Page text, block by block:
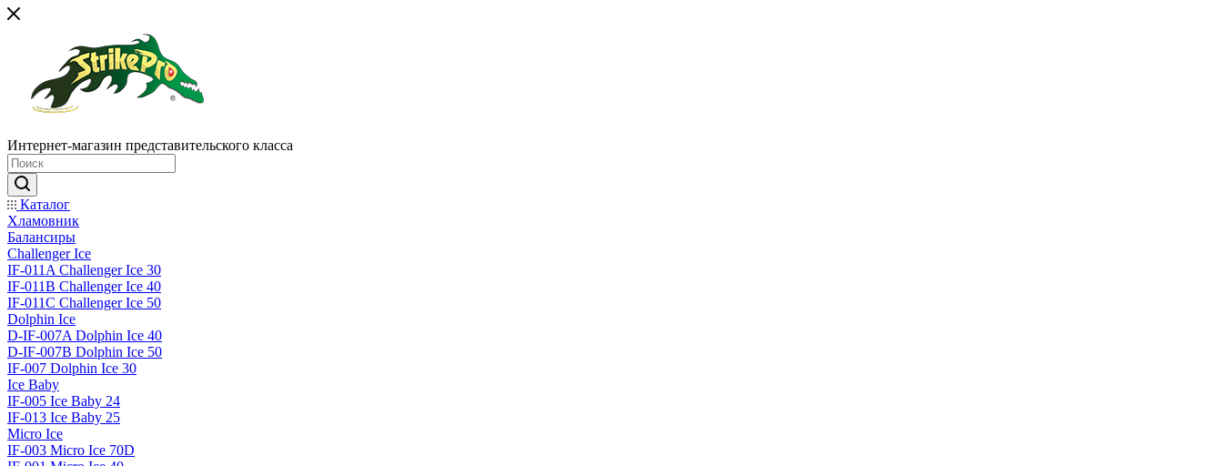
Интернет-магазин представительского класса
Каталог
Хламовник
Балансиры
Challenger Ice
IF-011A Challenger Ice 30
IF-011B Challenger Ice 40
IF-011C Challenger Ice 50
Dolphin Ice
D-IF-007A Dolphin Ice 40
D-IF-007B Dolphin Ice 50
IF-007 Dolphin Ice 30
Ice Baby
IF-005 Ice Baby 24
IF-013 Ice Baby 25
Micro Ice
IF-003 Micro Ice 70D